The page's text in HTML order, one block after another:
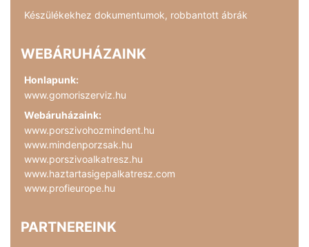
Készülékekhez dokumentumok, robbantott ábrák
WEBÁRUHÁZAINK
Honlapunk:
www.gomoriszerviz.hu
Webáruházaink:
www.porszivohozmindent.hu
www.mindenporzsak.hu
www.porszivoalkatresz.hu
www.haztartasigepalkatresz.com
www.profieurope.hu
PARTNEREINK